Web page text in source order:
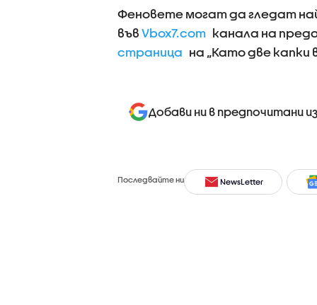
Феновете могат да гледат
във Vbox7.com канала на
страница на „Като две капки
Добави ни в предпочитани
Последвайте ни NewsLetter